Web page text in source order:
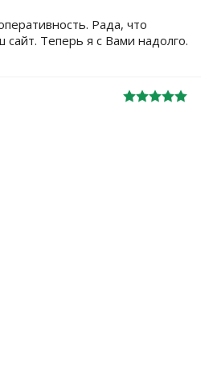
Рада, что
сайт. Теперь я с Вами надолго.